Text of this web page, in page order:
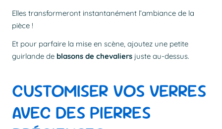
Elles transformeront instantanément l’ambiance de la
pièce !
Et pour parfaire la mise en scène, ajoutez une petite
guirlande de blasons de chevaliers juste au-dessus.
CUSTOMISER VOS VERRES
AVEC DES PIERRES